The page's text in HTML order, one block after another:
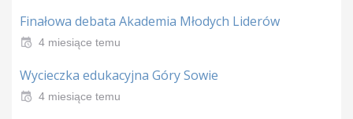
Finałowa debata Akademia Młodych Liderów
4 miesiące temu
Wycieczka edukacyjna Góry Sowie
4 miesiące temu